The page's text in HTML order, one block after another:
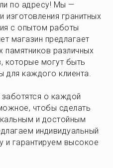
по адресу! Мы —
гранитных
с опытом работы
магазин предлагает
памятников различных
которые могут быть
для каждого клиента.
о каждой
чтобы сделать
и достойным
индивидуальный
и гарантируем высокое